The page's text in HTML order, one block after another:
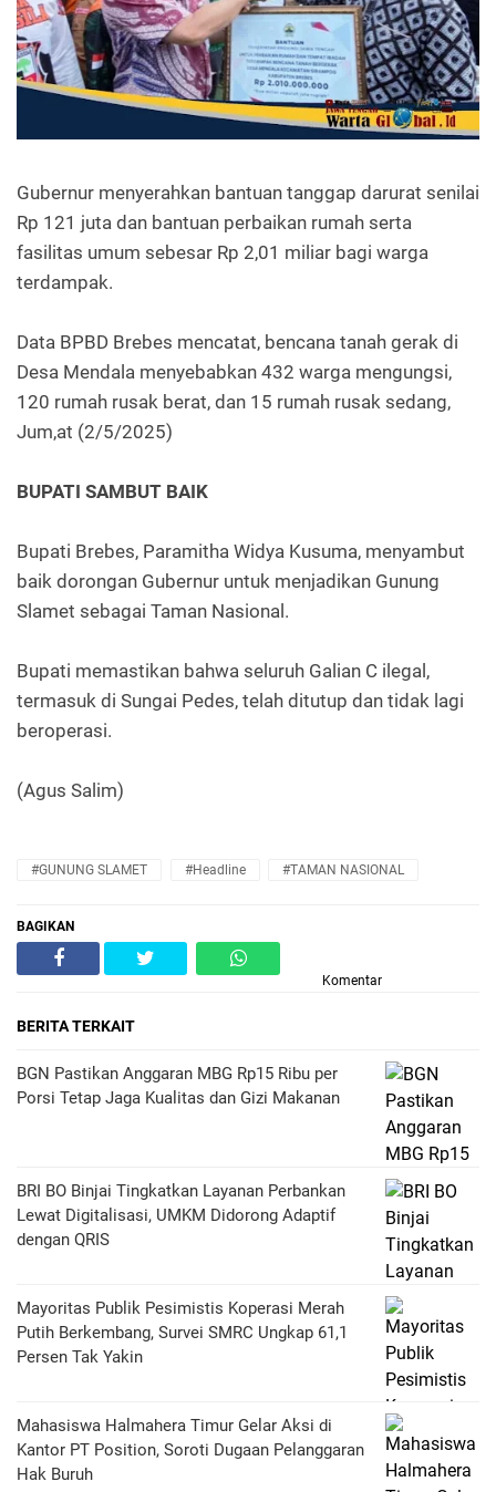
Gubernur menyerahkan bantuan tanggap darurat senilai
Rp 121 juta dan bantuan perbaikan rumah serta
fasilitas umum sebesar Rp 2,01 miliar bagi warga
terdampak.
Data BPBD Brebes mencatat, bencana tanah gerak di
Desa Mendala menyebabkan 432 warga mengungsi,
120 rumah rusak berat, dan 15 rumah rusak sedang,
Jum,at (2/5/2025)
BUPATI SAMBUT BAIK
Bupati Brebes, Paramitha Widya Kusuma, menyambut
baik dorongan Gubernur untuk menjadikan Gunung
Slamet sebagai Taman Nasional.
Bupati memastikan bahwa seluruh Galian C ilegal,
termasuk di Sungai Pedes, telah ditutup dan tidak lagi
beroperasi.
(Agus Salim)
#GUNUNG SLAMET #Headline #TAMAN NASIONAL
BAGIKAN
Komentar
BERITA TERKAIT
BGN Pastikan Anggaran MBG Rp15 Ribu per
Porsi Tetap Jaga Kualitas dan Gizi Makanan
BRI BO Binjai Tingkatkan Layanan Perbankan
Lewat Digitalisasi, UMKM Didorong Adaptif
dengan QRIS
Mayoritas Publik Pesimistis Koperasi Merah
Putih Berkembang, Survei SMRC Ungkap 61,1
Persen Tak Yakin
Mahasiswa Halmahera Timur Gelar Aksi di
Kantor PT Position, Soroti Dugaan Pelanggaran
Hak Buruh